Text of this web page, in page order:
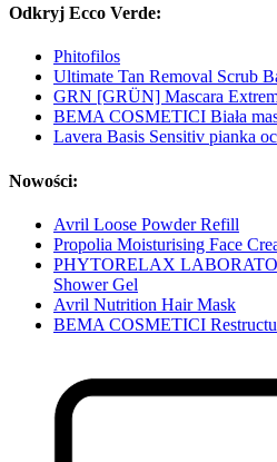
Odkryj Ecco Verde:
Phitofilos
Ultimate Tan Removal Scrub
GRN [GRÜN] Mascara
BEMA COSMETICI Biała
Lavera Basis Sensitiv pianka
Nowości:
Avril Loose Powder Refill
Propolia Moisturising Face
PHYTORELAX
Shower Gel
Avril Nutrition Hair Mask
BEMA COSMETICI